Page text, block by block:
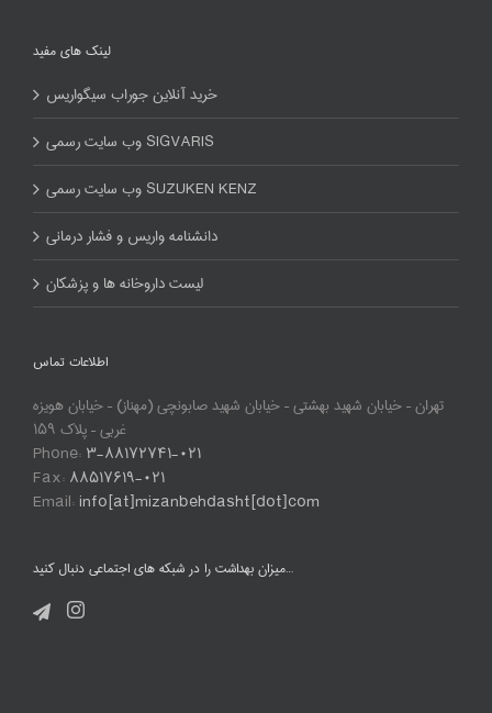
لینک های مفید
خرید آنلاین جوراب سیگواریس
وب سایت رسمی SIGVARIS
وب سایت رسمی SUZUKEN KENZ
دانشنامه واریس و فشار درمانی
لیست داروخانه ها و پزشکان
اطلاعات تماس
تهران – خیابان شهید بهشتی – خیابان شهید صابونچی (مهناز) – خیابان هویزه
غربی – پلاک ۱۵۹
Phone:۳-۸۸۱۷۲۷۴۱-۰۲۱
Fax:۸۸۵۱۷۶۱۹-۰۲۱
Email:info[at]mizanbehdasht[dot]com
میزان بهداشت را در شبکه های اجتماعی دنبال کنید…